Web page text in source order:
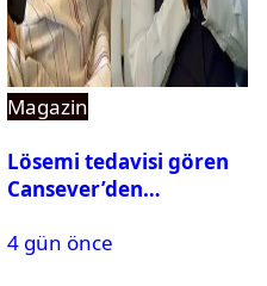
Magazin
Lösemi tedavisi gören
Cansever’den
4 gün önce